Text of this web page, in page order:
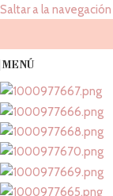
Saltar a la navegación
MENÚ